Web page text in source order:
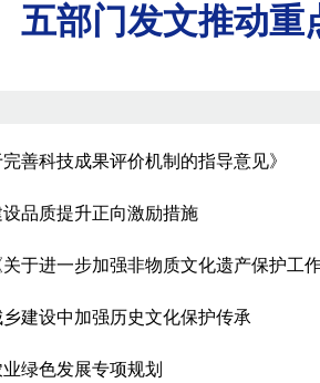
部门发文推动重
善科技成果评价机制的指导意见》
品质提升正向激励措施
于进一步加强非物质文化遗产保护工
建设中加强历史文化保护传承
绿色发展专项规划